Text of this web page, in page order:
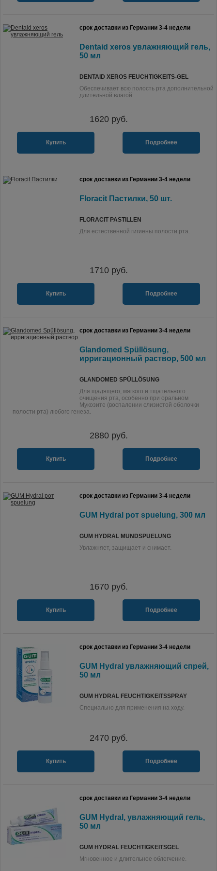
срок доставки из Германии 3-4 недели
Dentaid xeros увлажняющий гель,
50 мл
DENTAID XEROS FEUCHTIGKEITS-GEL
Обеспечивает всю полость рта дополнительной
длительной влагой.
1620руб.
Купить Подробнее
срок доставки из Германии 3-4 недели
Floracit Пастилки, 50 шт.
FLORACIT PASTILLEN
Для естественной гигиены полости рта.
1710руб.
Купить Подробнее
срок доставки из Германии 3-4 недели
Glandomed Spüllösung,
ирригационный раствор, 500 мл
GLANDOMED SPÜLLÖSUNG
Для щадящего, мягкого и тщательного
очищения рта, особенно при оральном
Мукозите (воспалении слизистой оболочки
полости рта) любого генеза.
2880руб.
Купить Подробнее
срок доставки из Германии 3-4 недели
GUM Hydral рот spuelung, 300 мл
GUM HYDRAL MUNDSPUELUNG
Увлажняет, защищает и снимает.
1670руб.
Купить Подробнее
срок доставки из Германии 3-4 недели
GUM Hydral увлажняющий спрей,
50 мл
GUM HYDRAL FEUCHTIGKEITSSPRAY
Специально для применения на ходу.
2470руб.
Купить Подробнее
срок доставки из Германии 3-4 недели
GUM Hydral, увлажняющий гель,
50 мл
GUM HYDRAL FEUCHTIGKEITSGEL
Мгновенное и длительное облегчение.